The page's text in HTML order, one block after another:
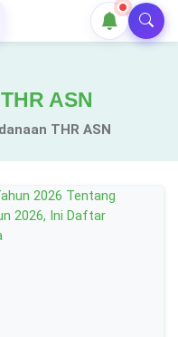
ASN
THR ASN